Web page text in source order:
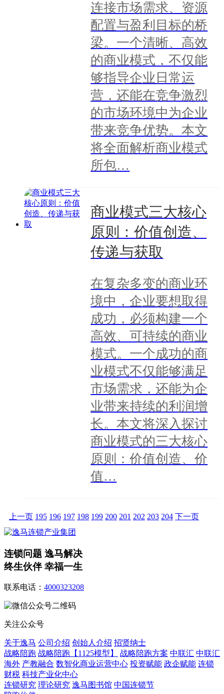
连接市场需求、资源
配置与盈利目标的桥
梁。一个清晰、高效
的商业模式，不仅能
够指导企业日常运
营，还能在竞争激烈
的市场环境中为企业
带来竞争优势。本文
将全面解析商业模式
所包…
商业模式三大核心
原则：价值创造、
传递与获取
在复杂多变的商业环
境中，企业要想取得
成功，必须构建一个
高效、可持续的商业
模式。一个成功的商
业模式不仅能够满足
市场需求，还能为企
业带来持续的利润增
长。本文将深入探讨
商业模式的三大核心
原则：价值创造、价
值…
上一页 195 196 197 198 199 200 201 202 203 204 下一页
连锁问题 逸马解决
终生伙伴 幸福一生
联系电话： 4000323208
关注公众号
关于逸马 公司介绍 创始人介绍 招贤纳士
战略陪跑 战略陪跑【1125模型】 战略陪跑方案 中联汇 中联汇
海外 产教融合 数智化商业运营中心 投资赋能 政企赋能 连锁
财税 科技产业化中心
连锁研究 理论研究 逸马图书馆 中国连锁节